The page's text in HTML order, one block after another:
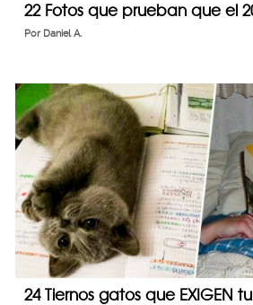
22 Fotos que prueban que el
Por Daniel A.
24 Tiernos gatos que EXIGEN